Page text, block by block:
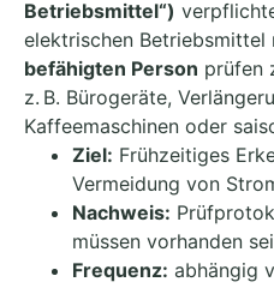
Betriebsmittel“)
elektrischen Betriebsmittel
befähigten Person prüfen
z. B. Bürogeräte,
Kaffeemaschinen oder
Ziel: Frühzeitiges
Vermeidung von
Nachweis:
müssen vorhanden
Frequenz: abhängig